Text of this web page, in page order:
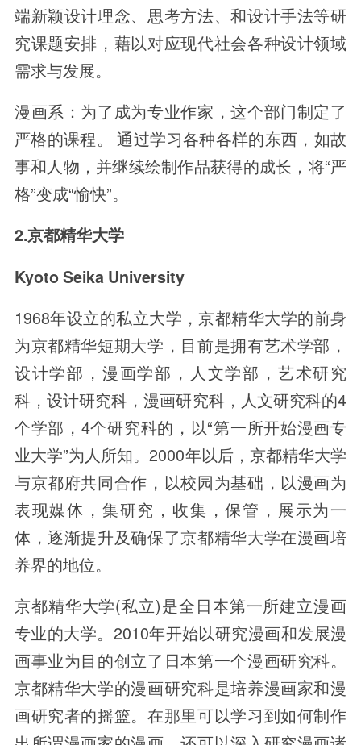
端新颖设计理念、思考方法、和设计手法等研
究课题安排，藉以对应现代社会各种设计领域
需求与发展。
漫画系：为了成为专业作家，这个部门制定了
严格的课程。 通过学习各种各样的东西，如故
事和人物，并继续绘制作品获得的成长，将“严
格”变成“愉快”。
2.京都精华大学
Kyoto Seika University
1968年设立的私立大学，京都精华大学的前身
为京都精华短期大学，目前是拥有艺术学部，
设计学部，漫画学部，人文学部，艺术研究
科，设计研究科，漫画研究科，人文研究科的4
个学部，4个研究科的，以“第一所开始漫画专
业大学”为人所知。2000年以后，京都精华大学
与京都府共同合作，以校园为基础，以漫画为
表现媒体，集研究，收集，保管，展示为一
体，逐渐提升及确保了京都精华大学在漫画培
养界的地位。
京都精华大学(私立)是全日本第一所建立漫画
专业的大学。2010年开始以研究漫画和发展漫
画事业为目的创立了日本第一个漫画研究科。
京都精华大学的漫画研究科是培养漫画家和漫
画研究者的摇篮。在那里可以学习到如何制作